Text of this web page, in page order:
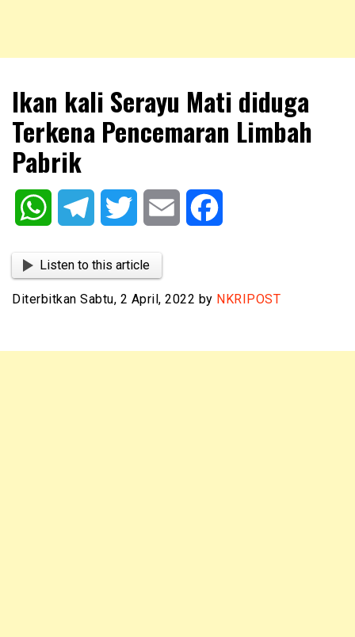
NKRIPOST
Ikan kali Serayu Mati diduga
Terkena Pencemaran Limbah
Pabrik
WhatsAppTelegram Twitter Email
Listen to this article
Diterbitkan Sabtu, 2 April, 2022 by NKRIPOST